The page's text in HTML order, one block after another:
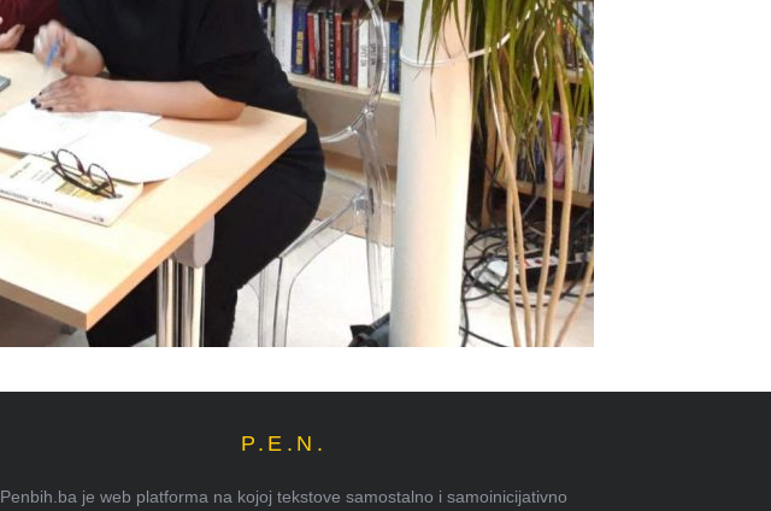
P.E.N.
Penbih.ba je web platforma na kojoj tekstove samostalno i samoinicijativno